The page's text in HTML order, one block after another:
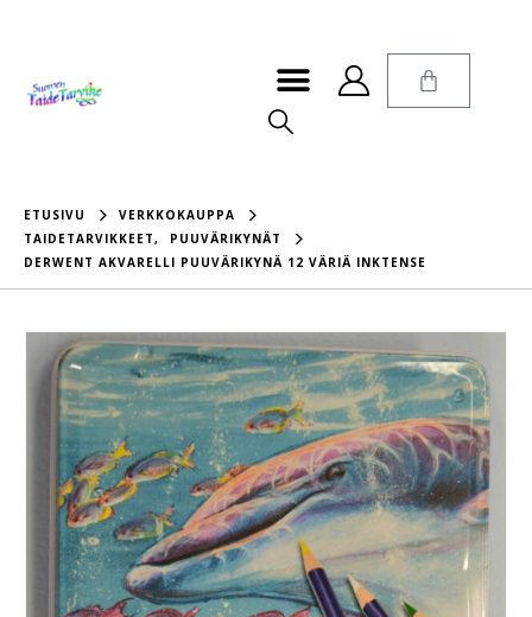
ETUSIVU
VERKKOKAUPPA
TAIDETARVIKKEET,
PUUVÄRIKYNÄT
DERWENT AKVARELLI PUUVÄRIKYNÄ 12 VÄRIÄ INKTENSE